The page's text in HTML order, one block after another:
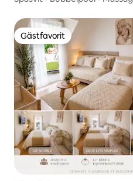
Gästfavorit
Gästfavorit